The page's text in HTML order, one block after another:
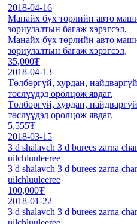
2018-04-16
Манайх бүх төрлийн авто
зориулалтын багаж хэрэгсэл,
Манайх бүх төрлийн авто
зориулалтын багаж хэрэгсэл,
35,000₮
2018-04-13
Төлбөргүй, хурдан,
төслүүдэд оролцож явдаг.
Төлбөргүй, хурдан,
төслүүдэд оролцож явдаг.
5,555₮
2018-03-15
3 d shalavch 3 d burees zarna
uilchluuleeree
3 d shalavch 3 d burees zarna
uilchluuleeree
100,000₮
2018-01-22
3 d shalavch 3 d burees zarna